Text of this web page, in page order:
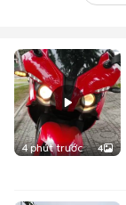
4 phút trước 4